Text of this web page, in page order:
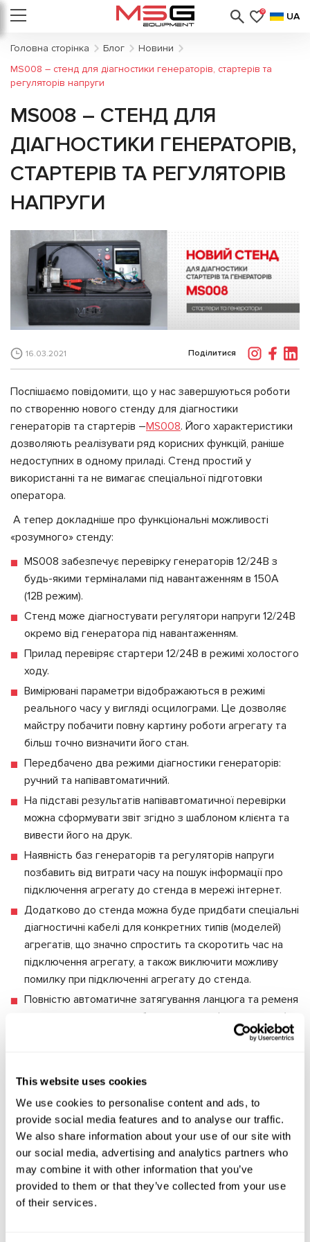
This website uses cookies
We use cookies to personalise content and ads, to
provide social media features and to analyse our traffic.
We also share information about your use of our site with
our social media, advertising and analytics partners who
may combine it with other information that you’ve
provided to them or that they’ve collected from your use
of their services.
0 UA
Головна сторінка Блог
Новини
MS008 – стенд для діагностики генераторів, стартерів та
регуляторів напруги
MS008 – СТЕНД ДЛЯ
ДІАГНОСТИКИ ГЕНЕРАТОРІВ,
СТАРТЕРІВ ТА РЕГУЛЯТОРІВ
НАПРУГИ
16.03.2021 Поділитися
Поспішаємо повідомити, що у нас завершуються роботи
по створенню нового стенду для діагностики
генераторів та стартерів –MS008. Його характеристики
дозволяють реалізувати ряд корисних функцій, раніше
недоступних в одному приладі. Стенд простий у
використанні та не вимагає спеціальної підготовки
оператора.
А тепер докладніше про функціональні можливості
«розумного» стенду:
MS008 забезпечує перевірку генераторів 12/24В з
будь-якими терміналами під навантаженням в 150А
(12В режим).
Стенд може діагностувати регулятори напруги 12/24В
окремо від генератора під навантаженням.
Прилад перевіряє стартери 12/24В в режимі холостого
ходу.
Вимірювані параметри відображаються в режимі
реального часу у вигляді осцилограми. Це дозволяє
майстру побачити повну картину роботи агрегату та
більш точно визначити його стан.
Передбачено два режими діагностики генераторів:
ручний та напівавтоматичний.
На підставі результатів напівавтоматичної перевірки
можна сформувати звіт згідно з шаблоном клієнта та
вивести його на друк.
Наявність баз генераторів та регуляторів напруги
позбавить від витрати часу на пошук інформації про
підключення агрегату до стенда в мережі інтернет.
Додатково до стенда можна буде придбати спеціальні
діагностичні кабелі для конкретних типів (моделей)
агрегатів, що значно спростить та скоротить час на
підключення агрегату, а також виключити можливу
помилку при підключенні агрегату до стенда.
Повністю автоматичне затягування ланцюга та ременя
приводу генератора забезпечує зручність монтажу/
стенду в майбутньому дозволяють діагностувати нові
типи генераторів. Наприклад, буде додана можливість
перевірки генераторів 48В системи «старт-стоп»,
генераторів системи «I-ELoop» та інших.
Хороший автосервіс – це не той, де дуже багато
обладнання, а той, що відповідає вимогам часу. Можна
придбати безліч тестерів та стендів для різних видів
генераторів, а можна купити один, але такий, який